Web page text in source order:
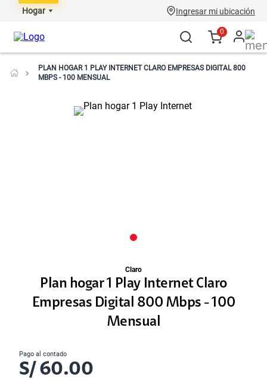
Hogar Ingresar mi ubicación
0
PLAN HOGAR 1 PLAY INTERNET CLARO EMPRESAS DIGITAL 800
MBPS - 100 MENSUAL
Claro
Plan hogar 1 Play Internet Claro
Empresas Digital 800 Mbps - 100
Mensual
Pago al contado
S/ 60.00